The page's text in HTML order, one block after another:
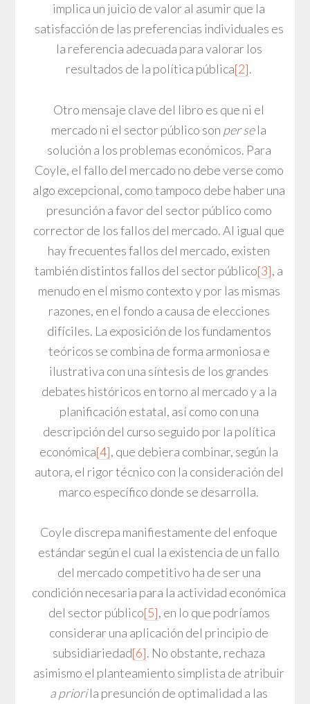
implica un juicio de valor al asumir que la
satisfacción de las preferencias individuales es
la referencia adecuada para valorar los
resultados de la política pública[2].
Otro mensaje clave del libro es que ni el
mercado ni el sector público son per sela
solución a los problemas económicos. Para
Coyle, el fallo del mercado no debe verse como
algo excepcional, como tampoco debe haber una
presunción a favor del sector público como
corrector de los fallos del mercado. Al igual que
hay frecuentes fallos del mercado, existen
también distintos fallos del sector público[3], a
menudo en el mismo contexto y por las mismas
razones, en el fondo a causa de elecciones
difíciles. La exposición de los fundamentos
teóricos se combina de forma armoniosa e
ilustrativa con una síntesis de los grandes
debates históricos en torno al mercado y a la
planificación estatal, así como con una
descripción del curso seguido por la política
económica[4], que debiera combinar, según la
autora, el rigor técnico con la consideración del
marco específico donde se desarrolla.
Coyle discrepa manifiestamente del enfoque
estándar según el cual la existencia de un fallo
del mercado competitivo ha de ser una
condición necesaria para la actividad económica
del sector público[5], en lo que podríamos
considerar una aplicación del principio de
subsidiariedad[6]. No obstante, rechaza
asimismo el planteamiento simplista de atribuir
a priorila presunción de optimalidad a las